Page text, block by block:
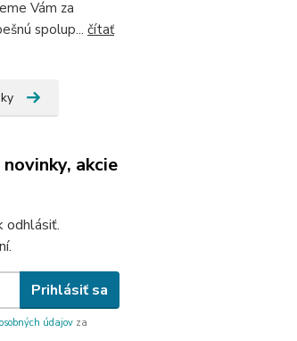
Vám za
spolup... čítať
akcie
odhlásiť.
Prihlásiť sa
údajov za